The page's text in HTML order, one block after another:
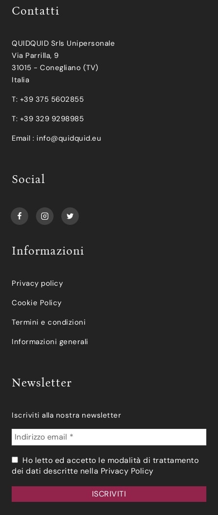
Contatti
QUIDQUID Srls Unipersonale
Via Parrilla, 9
31015 - Conegliano (TV)
Italia
T: +39 375 5602855
T: +39 329 9298985
Email : info@quidquid.eu
Social
Informazioni
Privacy policy
Cookie Policy
Termini e condizioni
Informazioni generali
Newsletter
Iscriviti alla nostra newsletter
Ho letto ed accetto le modalità di trattamento
dei dati descritte nella Privacy Policy